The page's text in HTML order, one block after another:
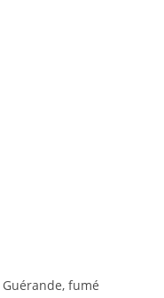
Guérande, fumé